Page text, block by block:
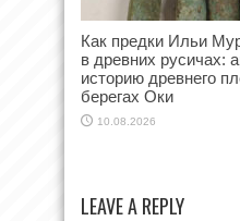
Как предки Ильи
в древних русичах:
историю древнего
берегах Оки
10.08.2026
LEAVE A REPLY